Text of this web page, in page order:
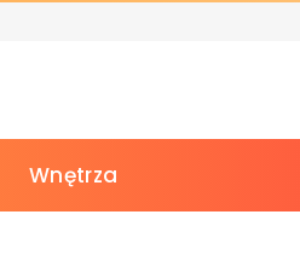
Wnętrza